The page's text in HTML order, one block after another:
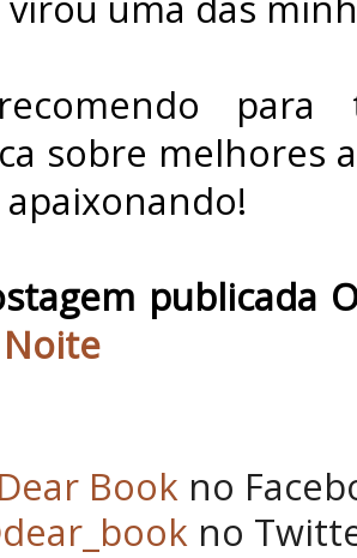
para
sobre melhores
apaixonando!
publicada
Dear Book no
no